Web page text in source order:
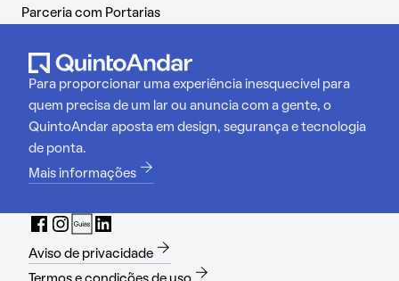
Parceria com Portarias
Para proporcionar uma experiência inesquecível para
quem precisa de um lar ou anuncia com a gente, o
QuintoAndar aposta em design, segurança e tecnologia
de ponta.
Mais informações
Aviso de privacidade